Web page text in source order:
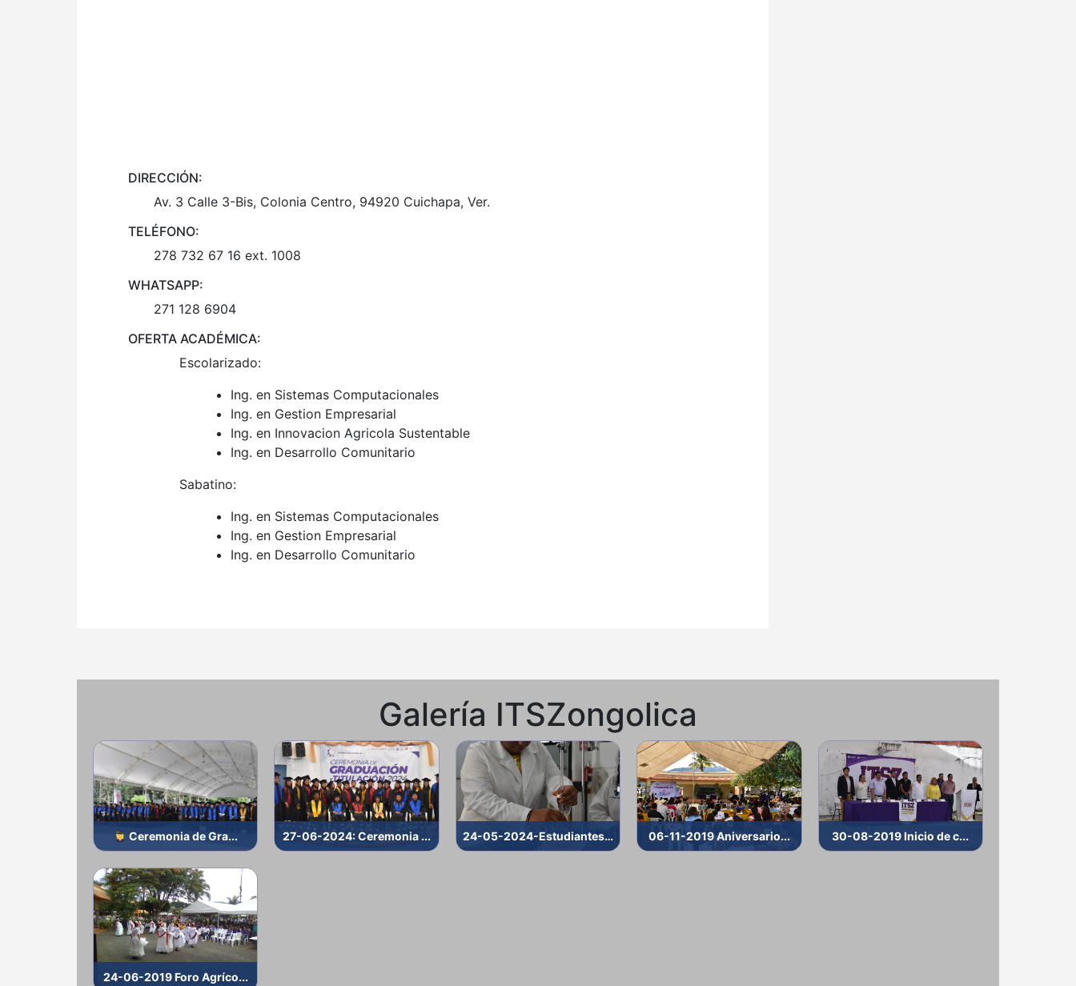
DIRECCIÓN:
Av. 3 Calle 3-Bis, Colonia Centro, 94920 Cuichapa, Ver.
TELÉFONO:
278 732 67 16 ext. 1008
WHATSAPP:
271 128 6904
OFERTA ACADÉMICA:
Escolarizado:
Ing. en Sistemas Computacionales
Ing. en Gestion Empresarial
Ing. en Innovacion Agricola Sustentable
Ing. en Desarrollo Comunitario
Sabatino:
Ing. en Sistemas Computacionales
Ing. en Gestion Empresarial
Ing. en Desarrollo Comunitario
Galería ITSZongolica
Ceremonia de Gra... 27-06-2024: Ceremonia ... 24-05-2024-Estudiantes... 06-11-2019 Aniversario... 30-08-2019 Inicio de c...
24-06-2019 Foro Agríco...